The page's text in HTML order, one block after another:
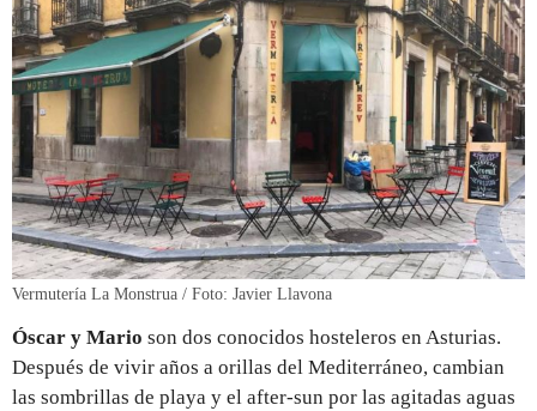
Vermutería La Monstrua / Foto: Javier Llavona
Óscar y Mario son dos conocidos hosteleros en Asturias.
Después de vivir años a orillas del Mediterráneo, cambian
las sombrillas de playa y el after-sun por las agitadas aguas